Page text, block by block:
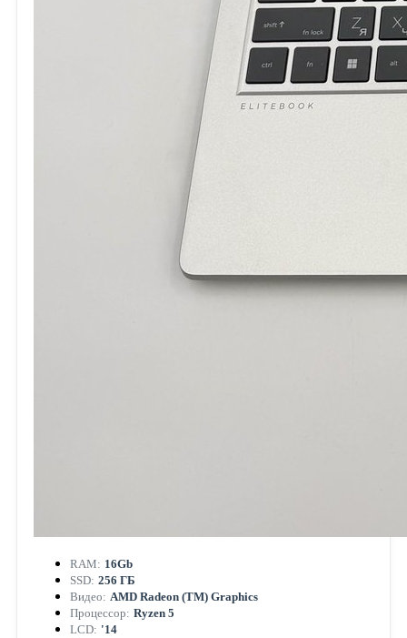
RAM: 16Gb
SSD: 256 ГБ
Видео: AMD Radeon (TM) Graphics
Процессор: Ryzen 5
LCD: '14